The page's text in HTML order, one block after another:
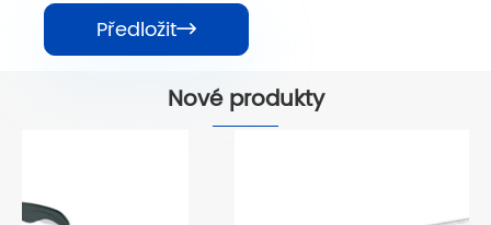
Předložit
Nové produkty